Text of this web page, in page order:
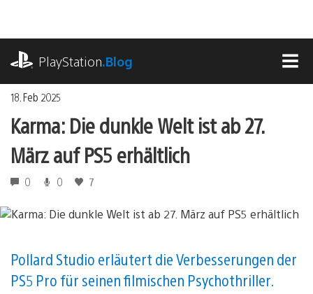
springen
PlayStation.Blog
18. Feb 2025
Karma: Die dunkle Welt ist ab 27.
März auf PS5 erhältlich
0 0 7
Pollard Studio erläutert die Verbesserungen der
PS5 Pro für seinen filmischen Psychothriller.